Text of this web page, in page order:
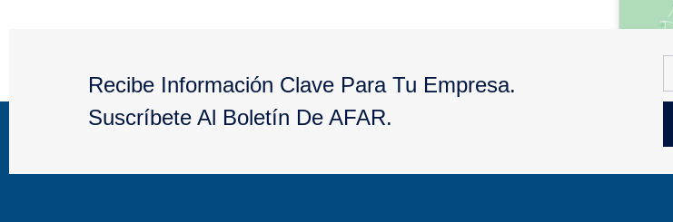
Recibe Información Clave Para Tu Empresa.
Suscríbete Al Boletín De AFAR.